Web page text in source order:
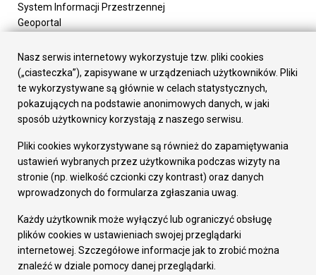
System Informacji Przestrzennej
Geoportal
Załatw sprawę
Prezydent Miasta
Rada Miasta
Wydziały
Elektroniczna Skrzynka Podawcza
Gospodarka
Fundusze europejskie
Środki krajowe
Oferty inwestycyjne
Pozostałe
Deklaracja dostępności
Dane osobowe
Dodaj opinię o witrynie
Nasz serwis internetowy wykorzystuje tzw. pliki cookies
(„ciasteczka”), zapisywane w urządzeniach użytkowników. Pliki
te wykorzystywane są głównie w celach statystycznych,
pokazujących na podstawie anonimowych danych, w jaki
sposób użytkownicy korzystają z naszego serwisu.
Pliki cookies wykorzystywane są również do zapamiętywania
ustawień wybranych przez użytkownika podczas wizyty na
stronie (np. wielkość czcionki czy kontrast) oraz danych
wprowadzonych do formularza zgłaszania uwag.
Każdy użytkownik może wyłączyć lub ograniczyć obsługę
plików cookies w ustawieniach swojej przeglądarki
internetowej. Szczegółowe informacje jak to zrobić można
znaleźć w dziale pomocy danej przeglądarki.